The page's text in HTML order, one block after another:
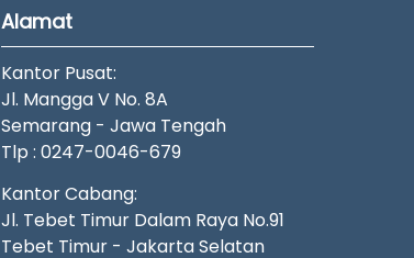
Alamat
Kantor Pusat:
Jl. Mangga V No. 8A
Semarang - Jawa Tengah
Tlp : 0247-0046-679
Kantor Cabang:
Jl. Tebet Timur Dalam Raya No.91
Tebet Timur - Jakarta Selatan